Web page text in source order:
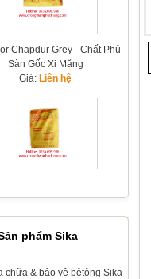
Chapdur Grey - Chất Phủ
Sàn Gốc Xi Măng
Giá:Liên hệ
Chapdur Green - Chất
Xanh
phẩm Sika
chữa & bảo vệ bêtông Sika